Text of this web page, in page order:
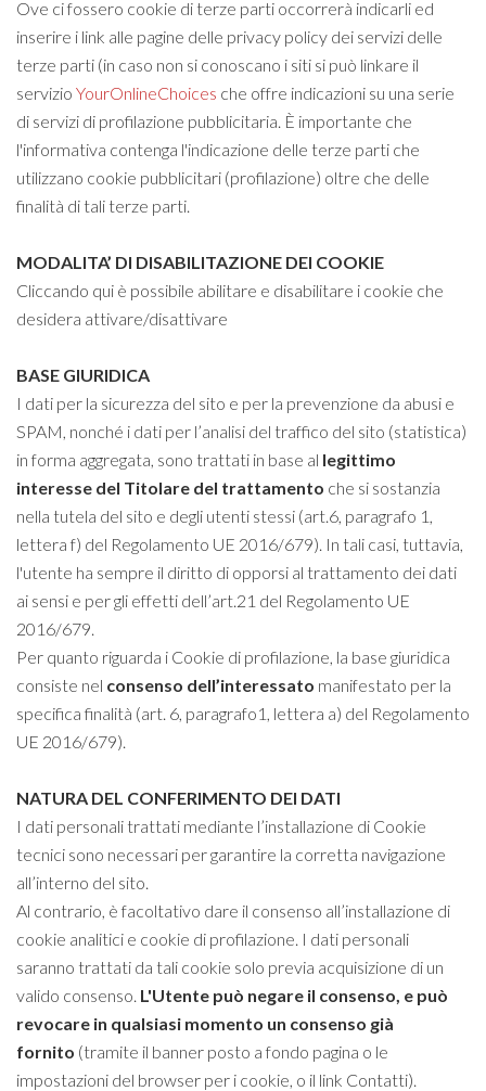
Ove ci fossero cookie di terze parti occorrerà indicarli ed
inserire i link alle pagine delle privacy policy dei servizi delle
terze parti (in caso non si conoscano i siti si può linkare il
servizio YourOnlineChoices che offre indicazioni su una serie
di servizi di profilazione pubblicitaria. È importante che
l'informativa contenga l'indicazione delle terze parti che
utilizzano cookie pubblicitari (profilazione) oltre che delle
finalità di tali terze parti.
MODALITA’ DI DISABILITAZIONE DEI COOKIE
Cliccando qui è possibile abilitare e disabilitare i cookie che
desidera attivare/disattivare
BASE GIURIDICA
I dati per la sicurezza del sito e per la prevenzione da abusi e
SPAM, nonché i dati per l’analisi del traffico del sito (statistica)
in forma aggregata, sono trattati in base al legittimo
interesse del Titolare del trattamento che si sostanzia
nella tutela del sito e degli utenti stessi (art.6, paragrafo 1,
lettera f) del Regolamento UE 2016/679). In tali casi, tuttavia,
l'utente ha sempre il diritto di opporsi al trattamento dei dati
ai sensi e per gli effetti dell’art.21 del Regolamento UE
2016/679.
Per quanto riguarda i Cookie di profilazione, la base giuridica
consiste nel consenso dell’interessato manifestato per la
specifica finalità (art. 6, paragrafo1, lettera a) del Regolamento
UE 2016/679).
NATURA DEL CONFERIMENTO DEI DATI
I dati personali trattati mediante l’installazione di Cookie
tecnici sono necessari per garantire la corretta navigazione
all’interno del sito.
Al contrario, è facoltativo dare il consenso all’installazione di
cookie analitici e cookie di profilazione. I dati personali
saranno trattati da tali cookie solo previa acquisizione di un
valido consenso. L'Utente può negare il consenso, e può
revocare in qualsiasi momento un consenso già
fornito (tramite il banner posto a fondo pagina o le
impostazioni del browser per i cookie, o il link Contatti).